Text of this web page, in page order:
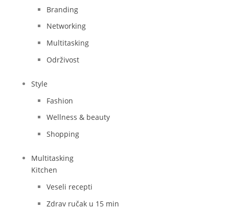
Branding
Networking
Multitasking
Održivost
Style
Fashion
Wellness & beauty
Shopping
Multitasking
Kitchen
Veseli recepti
Zdrav ručak u 15 min